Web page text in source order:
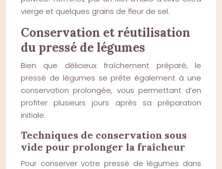
vierge et quelques grains de fleur de sel.
Conservation et réutilisation
du pressé de légumes
Bien que délicieux fraîchement préparé, le
pressé de légumes se prête également à une
conservation prolongée, vous permettant d’en
profiter plusieurs jours après sa préparation
initiale.
Techniques de conservation sous
vide pour prolonger la fraîcheur
Pour conserver votre pressé de légumes dans